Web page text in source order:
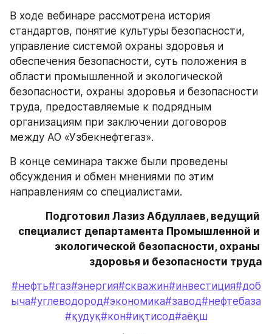
В ходе вебинаре рассмотрена история
стандартов, понятие культуры безопасности,
управление системой охраны здоровья и
обеспечения безопасности, суть положения в
области промышленной и экологической
безопасности, охраны здоровья и безопасности
труда, предоставляемые к подрядным
организациям при заключении договоров
между АО «Узбекнефтегаз».
В конце семинара также были проведены
обсуждения и обмен мнениями по этим
направлениям со специалистами.
Подготовил Лазиз Абдуллаев, ведущий
специалист департамента Промышленной и
экологической безопасности, охраны
здоровья и безопасности труда
#нефть#газ#энергия#скважин#инвестиция#доб
ыча#углеводород#экономика#завод#нефтебаза
#қудуқ#кон#иқтисод#аёқш